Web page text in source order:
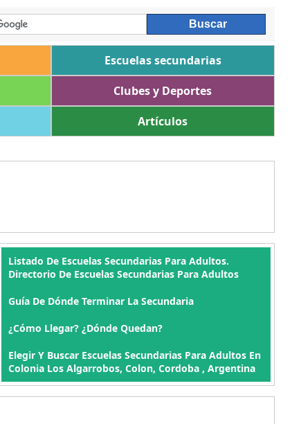
Escuelas secundarias
Clubes y Deportes
Artículos
Listado De Escuelas Secundarias Para Adultos.
Directorio De Escuelas Secundarias Para Adultos
Guía De Dónde Terminar La Secundaria
¿Cómo Llegar? ¿Dónde Quedan?
Elegir Y Buscar Escuelas Secundarias Para Adultos En
Colonia Los Algarrobos, Colon, Cordoba , Argentina